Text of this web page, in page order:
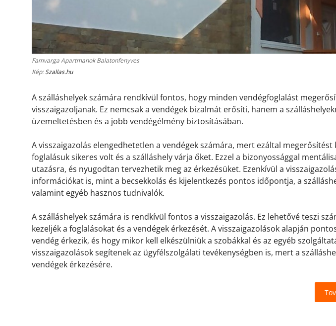
Famvarga Apartmanok Balatonfenyves
Kép:Szallas.hu
A szálláshelyek számára rendkívül fontos, hogy minden vendégfoglalást
visszaigazoljanak. Ez nemcsak a vendégek bizalmát erősíti, hanem a
üzemeltetésben és a jobb vendégélmény biztosításában.
A visszaigazolás elengedhetetlen a vendégek számára, mert ezáltal megerősítést
foglalásuk sikeres volt és a szálláshely várja őket. Ezzel a bizonyossággal
utazásra, és nyugodtan tervezhetik meg az érkezésüket. Ezenkívül a
információkat is, mint a becsekkolás és kijelentkezés pontos időpontja, a
valamint egyéb hasznos tudnivalók.
A szálláshelyek számára is rendkívül fontos a visszaigazolás. Ez lehetővé teszi
kezeljék a foglalásokat és a vendégek érkezését. A visszaigazolások alapján
vendég érkezik, és hogy mikor kell elkészülniük a szobákkal és az egyéb
visszaigazolások segítenek az ügyfélszolgálati tevékenységben is, mert a
vendégek érkezésére.